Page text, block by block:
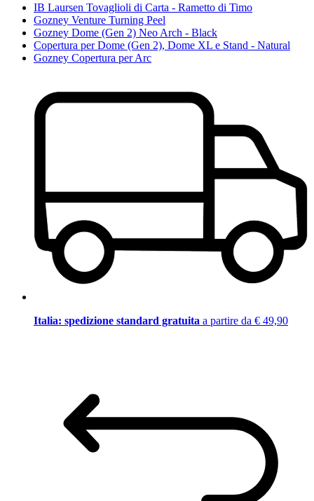
IB Laursen Tovaglioli di Carta - Rametto di Timo
Gozney Venture Turning Peel
Gozney Dome (Gen 2) Neo Arch - Black
Copertura per Dome (Gen 2), Dome XL e Stand - Natural
Gozney Copertura per Arc
Italia: spedizione standard gratuita a partire da € 49,90